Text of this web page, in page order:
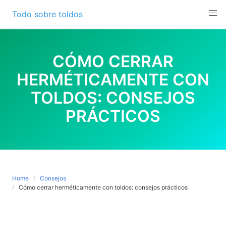
content
Todo sobre toldos
CÓMO CERRAR
HERMÉTICAMENTE CON
TOLDOS: CONSEJOS
PRÁCTICOS
Home
Consejos
Cómo cerrar herméticamente con toldos: consejos prácticos